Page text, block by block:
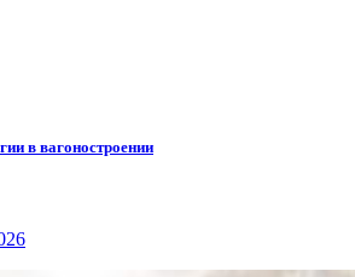
в вагоностроении